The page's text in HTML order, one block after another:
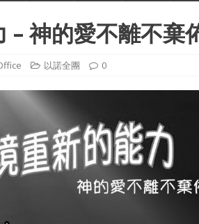
– 神的愛不離不棄
以諾全團 0